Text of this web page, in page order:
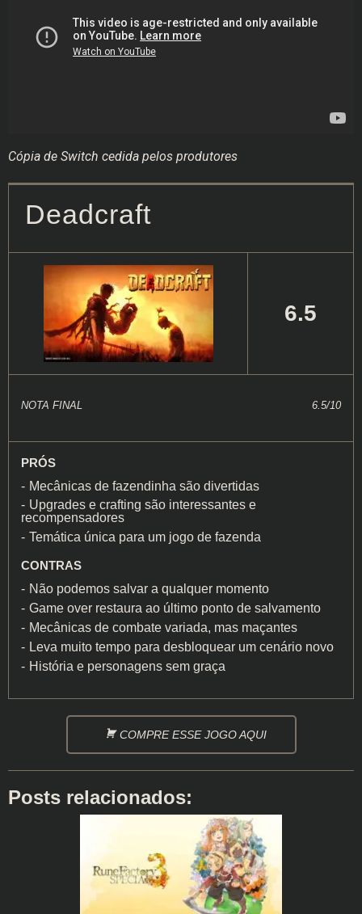
Cópia de Switch cedida pelos produtores
Deadcraft
6.5
NOTA FINAL 6.5/10
PRÓS
Mecânicas de fazendinha são divertidas
Upgrades e crafting são interessantes e
recompensadores
Temática única para um jogo de fazenda
CONTRAS
Não podemos salvar a qualquer momento
Game over restaura ao último ponto de salvamento
Mecânicas de combate variada, mas maçantes
Leva muito tempo para desbloquear um cenário novo
História e personagens sem graça
COMPRE ESSE JOGO AQUI
Posts relacionados: